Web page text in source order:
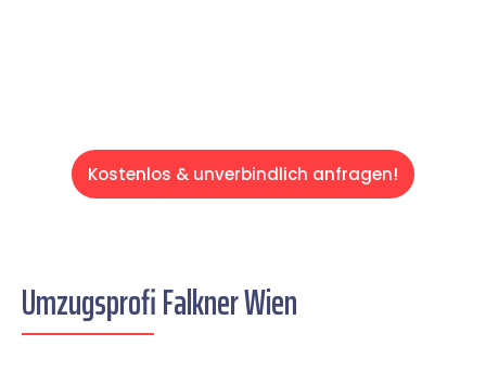
Kostenlos & unverbindlich anfragen!
Umzugsprofi Falkner Wien